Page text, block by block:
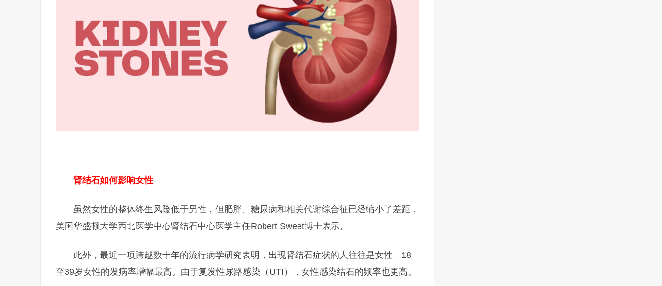
肾结石如何影响女性
虽然女性的整体终生风险低于男性，但肥胖、糖尿病和相关代谢综合征已经缩小了差距，
美国华盛顿大学西北医学中心肾结石中心医学主任Robert Sweet博士表示。
此外，最近一项跨越数十年的流行病学研究表明，出现肾结石症状的人往往是女性，18
至39岁女性的发病率增幅最高。由于复发性尿路感染（UTI），女性感染结石的频率也更高。